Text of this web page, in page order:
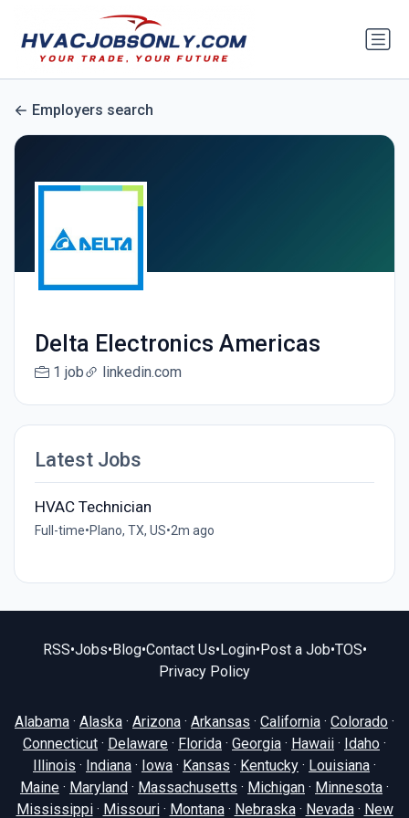
Employers search
Delta Electronics Americas
1 job linkedin.com
Latest Jobs
HVAC Technician
Full-time•Plano, TX, US•2m ago
RSS•Jobs• Blog•Contact Us• Login• Post a Job•TOS•
Privacy Policy
Alabama · Alaska · Arizona · Arkansas · California · Colorado ·
Connecticut · Delaware · Florida · Georgia · Hawaii · Idaho ·
Illinois · Indiana · Iowa · Kansas · Kentucky · Louisiana ·
Maine · Maryland · Massachusetts · Michigan · Minnesota ·
Mississippi· Missouri· Montana· Nebraska· Nevada· New